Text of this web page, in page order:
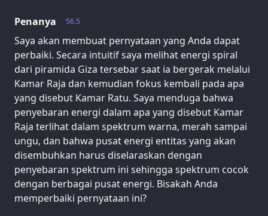
56.5
Penanya
Saya akan membuat pernyataan yang Anda dapat
perbaiki. Secara intuitif saya melihat energi spiral
dari piramida Giza tersebar saat ia bergerak melalui
Kamar Raja dan kemudian fokus kembali pada apa
yang disebut Kamar Ratu. Saya menduga bahwa
penyebaran energi dalam apa yang disebut Kamar
Raja terlihat dalam spektrum warna, merah sampai
ungu, dan bahwa pusat energi entitas yang akan
disembuhkan harus diselaraskan dengan
penyebaran spektrum ini sehingga spektrum cocok
dengan berbagai pusat energi. Bisakah Anda
memperbaiki pernyataan ini?